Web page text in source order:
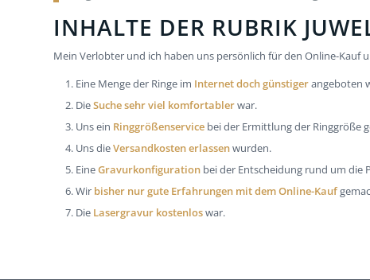
INHALTE DER RUBRIK
Mein Verlobter und ich haben uns persönlich für den Online-Kauf
Eine Menge der Ringe im Internet doch günstigerangeboten
DieSuche sehr viel komfortablerwar.
Uns ein Ringgrößenservice bei der Ermittlung der Ringgröße
Uns dieVersandkosten erlassenwurden.
EineGravurkonfiguration bei der Entscheidung rund um die
Wir bisher nur gute Erfahrungen mit dem Online-Kauf
Die Lasergravur kostenloswar.